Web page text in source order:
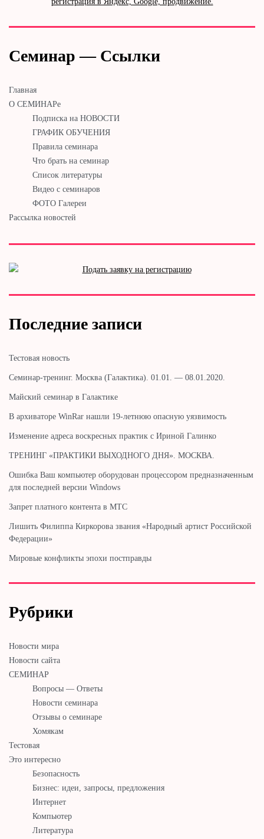
Семинар — Ссылки
Главная
О СЕМИНАРе
Подписка на НОВОСТИ
ГРАФИК ОБУЧЕНИЯ
Правила семинара
Что брать на семинар
Список литературы
Видео с семинаров
ФОТО Галереи
Рассылка новостей
Последние записи
Тестовая новость
Cеминар-тренинг. Москва (Галактика). 01.01. — 08.01.2020.
Майский семинар в Галактике
В архиваторе WinRar нашли 19-летнюю опасную уязвимость
Изменение адреса воскресных практик с Ириной Галинко
ТРЕНИНГ «ПРАКТИКИ ВЫХОДНОГО ДНЯ». МОСКВА.
Ошибка Ваш компьютер оборудован процессором предназначенным
для последней версии Windows
Запрет платного контента в МТС
Лишить Филиппа Киркорова звания «Народный артист Российской
Федерации»
Мировые конфликты эпохи постправды
Рубрики
Новости мира
Новости сайта
СЕМИНАР
Вопросы — Ответы
Новости семинара
Отзывы о семинаре
Хомякам
Тестовая
Это интересно
Безопасность
Бизнес: идеи, запросы, предложения
Интернет
Компьютер
Литература